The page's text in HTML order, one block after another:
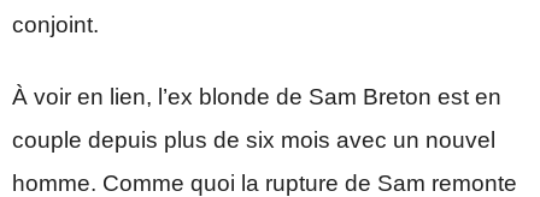
conjoint.
À voir en lien, l’ex blonde de Sam Breton est en
couple depuis plus de six mois avec un nouvel
homme. Comme quoi la rupture de Sam remonte